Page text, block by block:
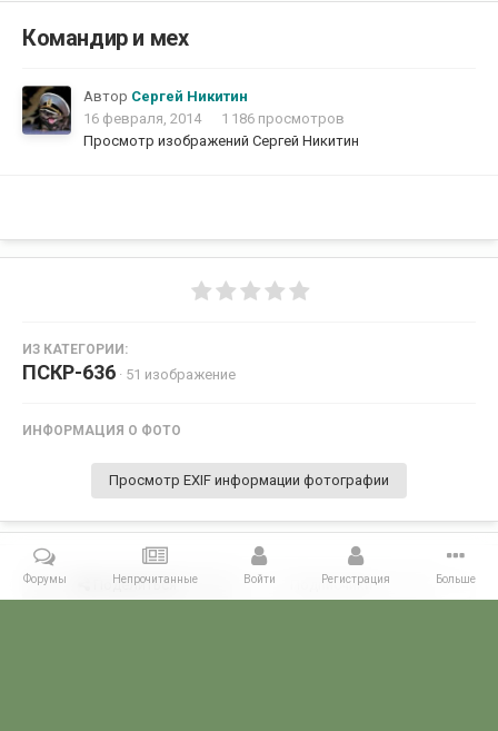
Командир и мех
Автор Сергей Никитин
16 февраля, 2014
1 186 просмотров
Просмотр изображений Сергей Никитин
ИЗ КАТЕГОРИИ:
ПСКР-636 · 51 изображение
ИНФОРМАЦИЯ О ФОТО
Просмотр EXIF информации фотографии
Поделиться Подписчики 0
Форумы Непрочитанные Войти Регистрация Больше